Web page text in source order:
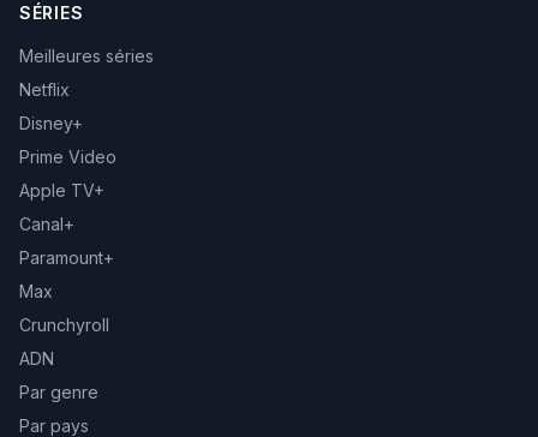
SÉRIES
Meilleures séries
Netflix
Disney+
Prime Video
Apple TV+
Canal+
Paramount+
Max
Crunchyroll
ADN
Par genre
Par pays